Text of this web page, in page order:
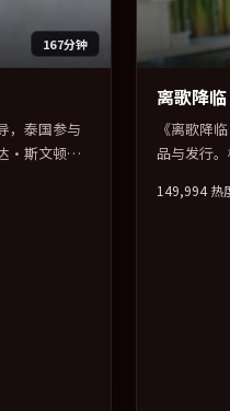
167分钟
，泰国参与
·斯文顿、
事、表演
离歌降临
《离歌降
品与发行
以「科幻
149,994热